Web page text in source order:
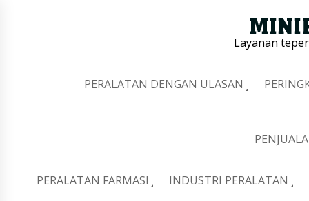
Layanan
PERALATAN DENGAN ULASAN
PERALATAN FARMASI INDUSTRI PERALATAN